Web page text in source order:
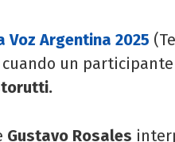
Voz Argentina 2025
un
Gustavo Rosales